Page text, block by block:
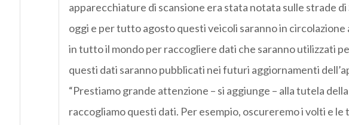
apparecchiature di scansione era stata notata sulle strade di
oggi e per tutto agosto questi veicoli saranno in circolazione
in tutto il mondo per raccogliere dati che saranno utilizzati
questi dati saranno pubblicati nei futuri aggiornamenti
“Prestiamo grande attenzione – si aggiunge – alla tutela
raccogliamo questi dati. Per esempio, oscureremo i volti e